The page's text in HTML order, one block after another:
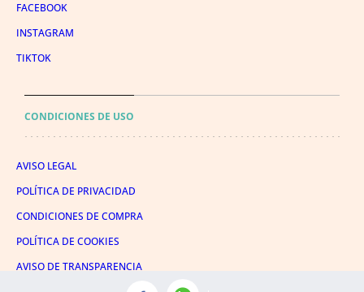
FACEBOOK
INSTAGRAM
TIKTOK
CONDICIONES DE USO
AVISO LEGAL
POLÍTICA DE PRIVACIDAD
CONDICIONES DE COMPRA
POLÍTICA DE COOKIES
AVISO DE TRANSPARENCIA